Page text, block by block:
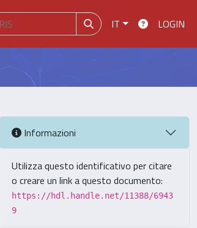
IT LOGIN
Informazioni
Utilizza questo identificativo per citare
o creare un link a questo documento:
https://hdl.handle.net/11388/6943
9